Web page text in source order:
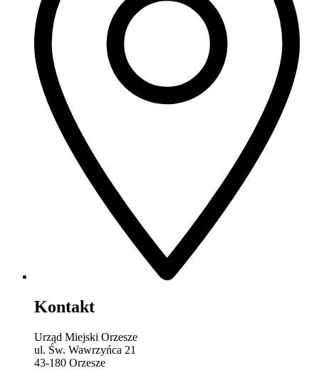
Kontakt
Urząd Miejski Orzesze
ul. Św. Wawrzyńca 21
43-180 Orzesze